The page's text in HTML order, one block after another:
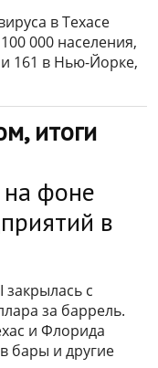
в Техасе
000 населения,
161 в Нью-Йорке,
итоги
на фоне
в
закрылась с
за баррель.
и Флорида
бары и другие